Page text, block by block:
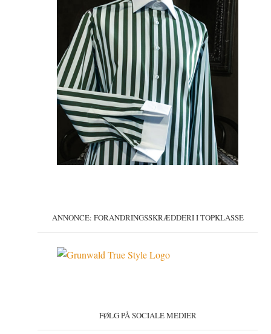
ANNONCE: FORANDRINGSSKRÆDDERI I TOPKLASSE
FØLG PÅ SOCIALE MEDIER